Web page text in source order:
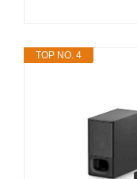
TOP NO. 4